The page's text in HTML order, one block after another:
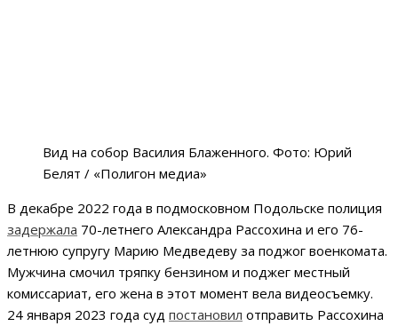
Вид на собор Василия Блаженного. Фото: Юрий
Белят / «Полигон медиа»
В декабре 2022 года в подмосковном Подольске полиция
задержала 70-летнего Александра Рассохина и его 76-
летнюю супругу Марию Медведеву за поджог военкомата.
Мужчина смочил тряпку бензином и поджег местный
комиссариат, его жена в этот момент вела видеосъемку.
24 января 2023 года суд постановил отправить Рассохина